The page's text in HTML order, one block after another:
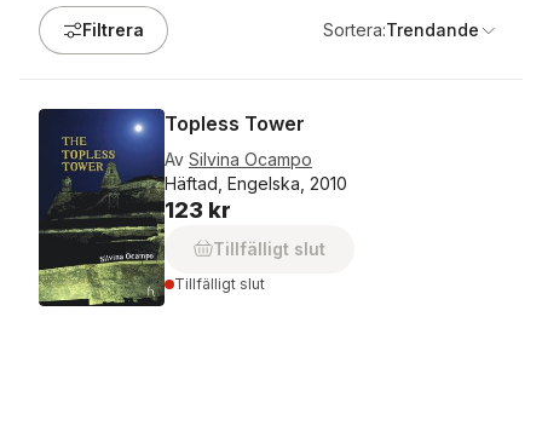
Filtrera Sortera:Trendande
Topless Tower
Av Silvina Ocampo
Häftad, Engelska, 2010
123 kr
Tillfälligt slut
Tillfälligt slut